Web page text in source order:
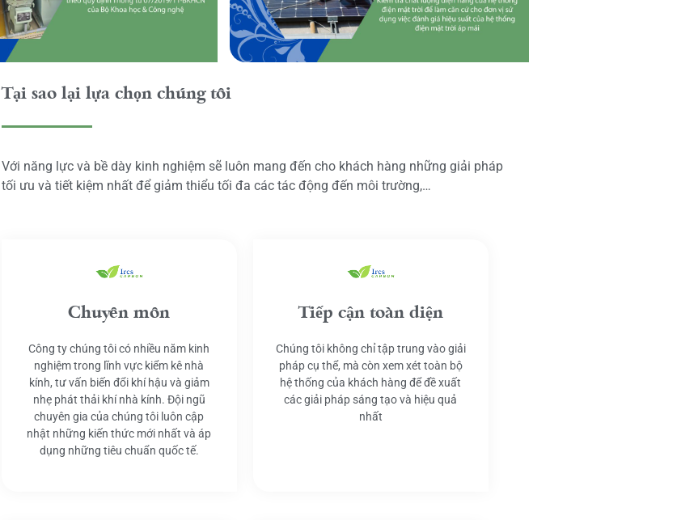
Tại sao lại lựa chọn chúng tôi
Với năng lực và bề dày kinh nghiệm sẽ luôn mang đến cho khách hàng những giải pháp
tối ưu và tiết kiệm nhất để giảm thiểu tối đa các tác động đến môi trường,…
Chuyên môn
Công ty chúng tôi có nhiều năm kinh
nghiệm trong lĩnh vực kiểm kê nhà
kính, tư vấn biến đổi khí hậu và giảm
nhẹ phát thải khí nhà kính. Đội ngũ
chuyên gia của chúng tôi luôn cập
nhật những kiến thức mới nhất và áp
dụng những tiêu chuẩn quốc tế.
Tiếp cận toàn diện
Chúng tôi không chỉ tập trung vào giải
pháp cụ thể, mà còn xem xét toàn bộ
hệ thống của khách hàng để đề xuất
các giải pháp sáng tạo và hiệu quả
nhất